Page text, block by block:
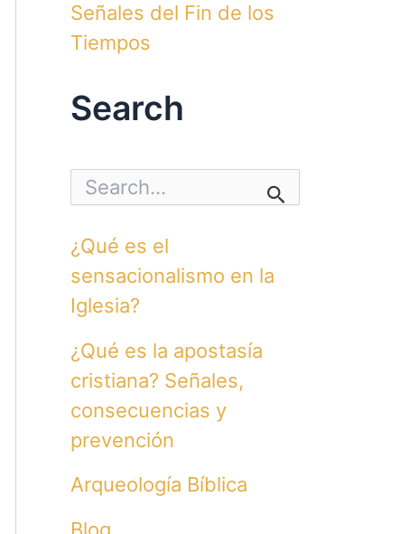
Señales del Fin de los
Tiempos
Search
S
c
f
o
¿Qué es el
sensacionalismo en la
Iglesia?
¿Qué es la apostasía
cristiana? Señales,
consecuencias y
prevención
Arqueología Bíblica